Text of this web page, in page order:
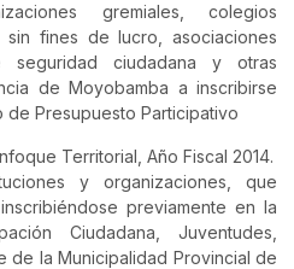
gremiales, colegios
sin fines de lucro, asociaciones
ciudadana y otras
de Moyobamba a inscribirse
Presupuesto Participativo
Territorial, Año Fiscal 2014.
y organizaciones, que
previamente en la
Ciudadana, Juventudes,
de la Municipalidad Provincial de